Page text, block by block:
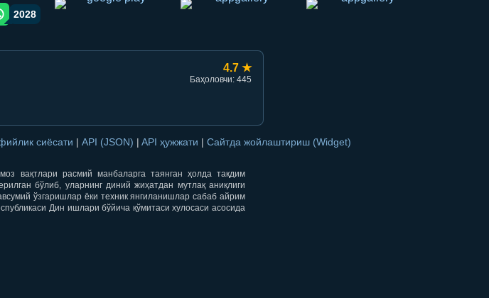
orqali ulashishorqali ulashish
2028
4.7 ★
Баҳоловчи: 445
сиёсати | API (JSON) | API ҳужжати | Сайтда жойлаштириш (Widget)
вақтлари расмий манбаларга таянган ҳолда тақдим
бўлиб, уларнинг диний жиҳатдан мутлақ аниқлиги
ўзгаришлар ёки техник янгиланишлар сабаб айрим
Дин ишлари бўйича қўмитаси хулосаси асосида